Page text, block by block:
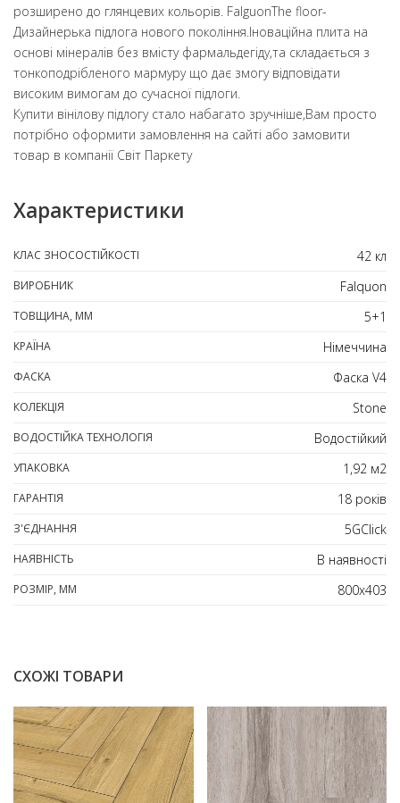
розширено до глянцевих кольорів. FalguonТhe floor-
Дизайнерька підлога нового покоління.Іноваційна плита на
основі мінералів без вмісту фармальдегіду,та складається з
тонкоподрібленого мармуру що дає змогу відповідати
високим вимогам до сучасної підлоги.
Купити вінілову підлогу стало набагато зручніше,Вам просто
потрібно оформити замовлення на сайті або замовити
товар в компанії Світ Паркету
Характеристики
КЛАС ЗНОСОСТІЙКОСТІ 42 кл
ВИРОБНИК Falquon
ТОВЩИНА, ММ 5+1
КРАЇНА Німеччина
ФАСКА Фаска V4
КОЛЕКЦІЯ Stone
ВОДОСТІЙКА ТЕХНОЛОГІЯ Водостійкий
УПАКОВКА 1,92 м2
ГАРАНТІЯ 18 років
З'ЄДНАННЯ 5GClick
НАЯВНІСТЬ В наявності
РОЗМІР, ММ 800х403
СХОЖІ ТОВАРИ